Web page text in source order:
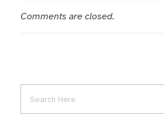
Comments are closed.